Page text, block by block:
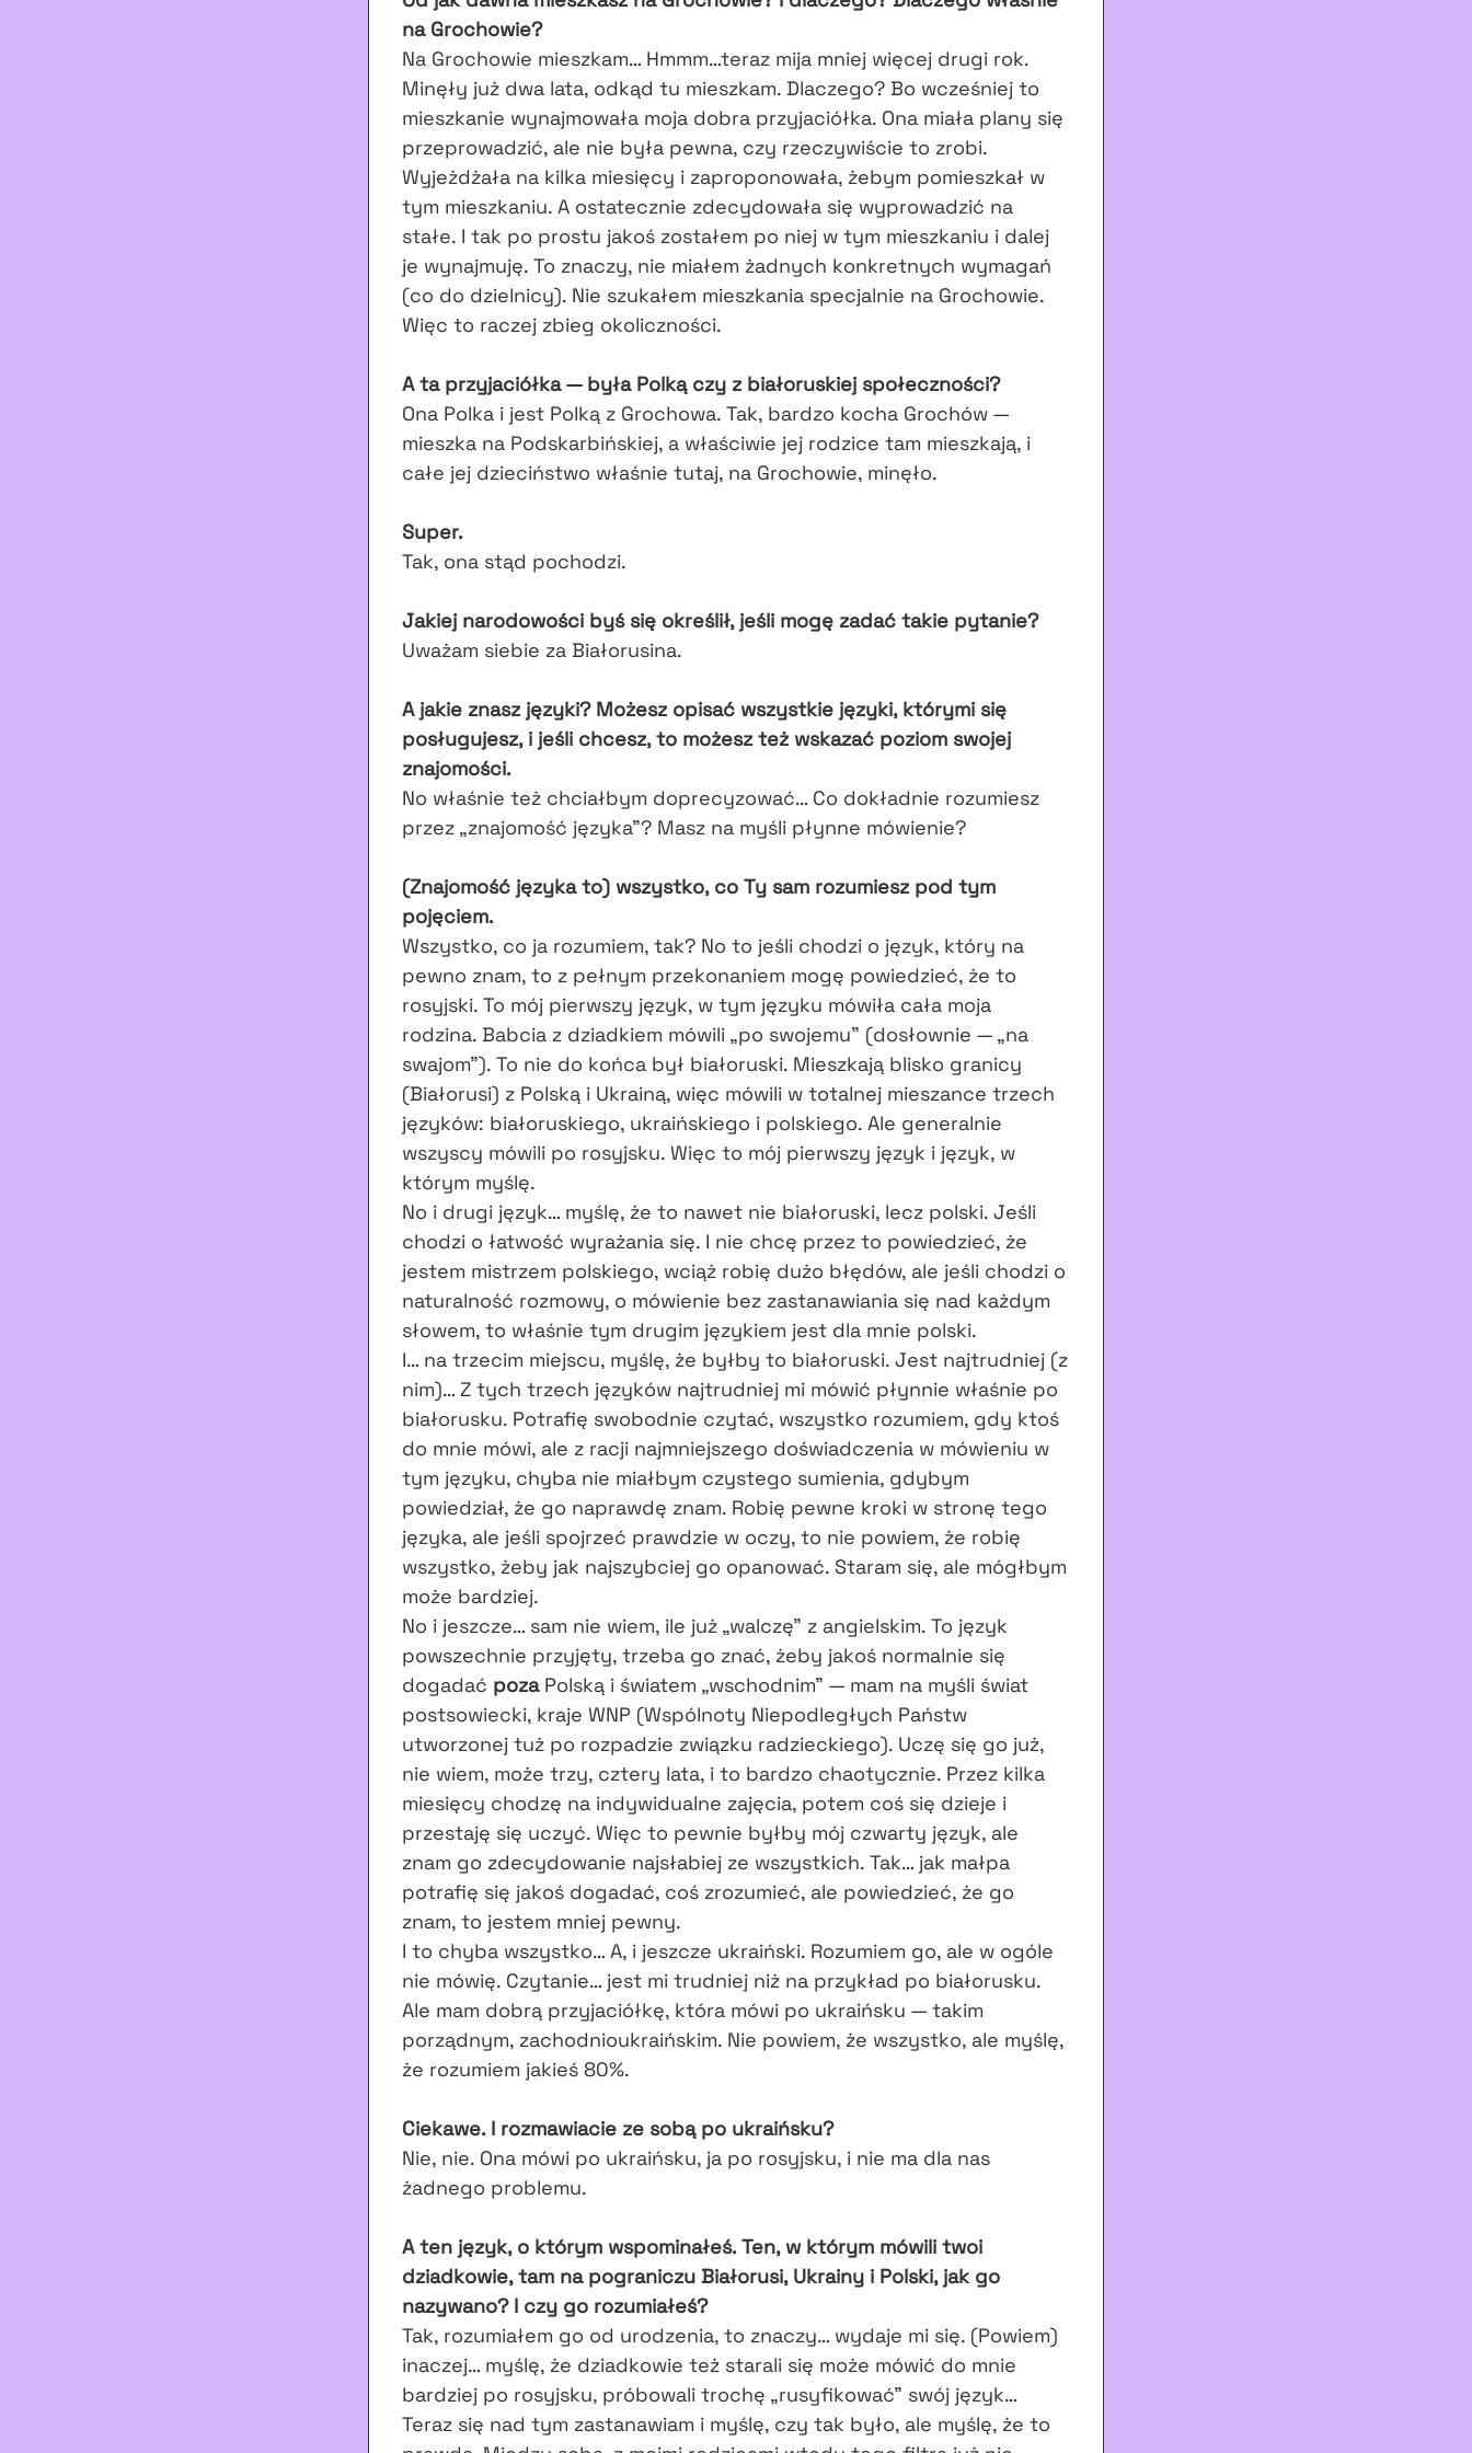
na Grochowie?
Na Grochowie mieszkam… Hmmm…teraz mija mniej więcej drugi rok.
Minęły już dwa lata, odkąd tu mieszkam. Dlaczego? Bo wcześniej to
mieszkanie wynajmowała moja dobra przyjaciółka. Ona miała plany się
przeprowadzić, ale nie była pewna, czy rzeczywiście to zrobi.
Wyjeżdżała na kilka miesięcy i zaproponowała, żebym pomieszkał w
tym mieszkaniu. A ostatecznie zdecydowała się wyprowadzić na
stałe. I tak po prostu jakoś zostałem po niej w tym mieszkaniu i dalej
je wynajmuję. To znaczy, nie miałem żadnych konkretnych wymagań
(co do dzielnicy). Nie szukałem mieszkania specjalnie na Grochowie.
Więc to raczej zbieg okoliczności.
A ta przyjaciółka — była Polką czy z białoruskiej społeczności?
Ona Polka i jest Polką z Grochowa. Tak, bardzo kocha Grochów —
mieszka na Podskarbińskiej, a właściwie jej rodzice tam mieszkają, i
całe jej dzieciństwo właśnie tutaj, na Grochowie, minęło.
Super.
Tak, ona stąd pochodzi.
Jakiej narodowości byś się określił, jeśli mogę zadać takie pytanie?
Uważam siebie za Białorusina.
A jakie znasz języki? Możesz opisać wszystkie języki, którymi się
posługujesz, i jeśli chcesz, to możesz też wskazać poziom swojej
znajomości.
No właśnie też chciałbym doprecyzować… Co dokładnie rozumiesz
przez „znajomość języka”? Masz na myśli płynne mówienie?
(Znajomość języka to) wszystko, co Ty sam rozumiesz pod tym
pojęciem.
Wszystko, co ja rozumiem, tak? No to jeśli chodzi o język, który na
pewno znam, to z pełnym przekonaniem mogę powiedzieć, że to
rosyjski. To mój pierwszy język, w tym języku mówiła cała moja
rodzina. Babcia z dziadkiem mówili „po swojemu” (dosłownie — „na
swajom”). To nie do końca był białoruski. Mieszkają blisko granicy
(Białorusi) z Polską i Ukrainą, więc mówili w totalnej mieszance trzech
języków: białoruskiego, ukraińskiego i polskiego. Ale generalnie
wszyscy mówili po rosyjsku. Więc to mój pierwszy język i język, w
którym myślę.
No i drugi język… myślę, że to nawet nie białoruski, lecz polski. Jeśli
chodzi o łatwość wyrażania się. I nie chcę przez to powiedzieć, że
jestem mistrzem polskiego, wciąż robię dużo błędów, ale jeśli chodzi o
naturalność rozmowy, o mówienie bez zastanawiania się nad każdym
słowem, to właśnie tym drugim językiem jest dla mnie polski.
I… na trzecim miejscu, myślę, że byłby to białoruski. Jest najtrudniej (z
nim)… Z tych trzech języków najtrudniej mi mówić płynnie właśnie po
białorusku. Potrafię swobodnie czytać, wszystko rozumiem, gdy ktoś
do mnie mówi, ale z racji najmniejszego doświadczenia w mówieniu w
tym języku, chyba nie miałbym czystego sumienia, gdybym
powiedział, że go naprawdę znam. Robię pewne kroki w stronę tego
języka, ale jeśli spojrzeć prawdzie w oczy, to nie powiem, że robię
wszystko, żeby jak najszybciej go opanować. Staram się, ale mógłbym
może bardziej.
No i jeszcze… sam nie wiem, ile już „walczę” z angielskim. To język
powszechnie przyjęty, trzeba go znać, żeby jakoś normalnie się
dogadać pozaPolską i światem „wschodnim” — mam na myśli świat
postsowiecki, kraje WNP (Wspólnoty Niepodległych Państw
utworzonej tuż po rozpadzie związku radzieckiego). Uczę się go już,
nie wiem, może trzy, cztery lata, i to bardzo chaotycznie. Przez kilka
miesięcy chodzę na indywidualne zajęcia, potem coś się dzieje i
przestaję się uczyć. Więc to pewnie byłby mój czwarty język, ale
znam go zdecydowanie najsłabiej ze wszystkich. Tak… jak małpa
potrafię się jakoś dogadać, coś zrozumieć, ale powiedzieć, że go
znam, to jestem mniej pewny.
I to chyba wszystko… A, i jeszcze ukraiński. Rozumiem go, ale w ogóle
nie mówię. Czytanie… jest mi trudniej niż na przykład po białorusku.
Ale mam dobrą przyjaciółkę, która mówi po ukraińsku — takim
porządnym, zachodnioukraińskim. Nie powiem, że wszystko, ale myślę,
że rozumiem jakieś 80%.
Ciekawe. I rozmawiacie ze sobą po ukraińsku?
Nie, nie. Ona mówi po ukraińsku, ja po rosyjsku, i nie ma dla nas
żadnego problemu.
A ten język, o którym wspominałeś. Ten, w którym mówili twoi
dziadkowie, tam na pograniczu Białorusi, Ukrainy i Polski, jak go
nazywano? I czy go rozumiałeś?
Tak, rozumiałem go od urodzenia, to znaczy… wydaje mi się. (Powiem)
inaczej… myślę, że dziadkowie też starali się może mówić do mnie
bardziej po rosyjsku, próbowali trochę „rusyfikować” swój język…
Teraz się nad tym zastanawiam i myślę, czy tak było, ale myślę, że to